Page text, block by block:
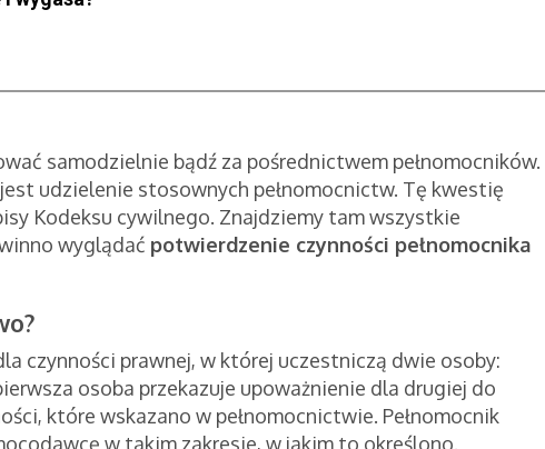
samodzielnie bądź za pośrednictwem pełnomocników.
udzielenie stosownych pełnomocnictw. Tę kwestię
Kodeksu cywilnego. Znajdziemy tam wszystkie
wyglądać potwierdzenie czynności pełnomocnika
czynności prawnej, w której uczestniczą dwie osoby:
osoba przekazuje upoważnienie dla drugiej do
które wskazano w pełnomocnictwie. Pełnomocnik
w takim zakresie, w jakim to określono.